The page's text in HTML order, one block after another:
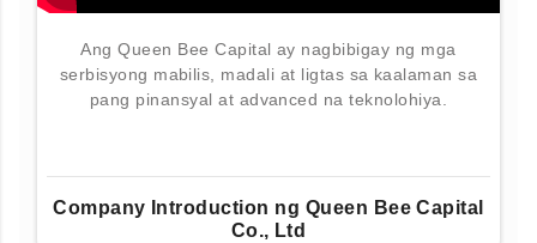
Ang Queen Bee Capital ay nagbibigay ng mga
serbisyong mabilis, madali at ligtas sa kaalaman sa
pang pinansyal at advanced na teknolohiya.
Company Introduction ng Queen Bee Capital
Co., Ltd